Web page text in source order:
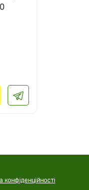
конфіденційності